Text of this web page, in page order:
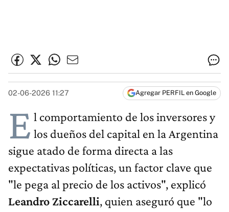
02-06-2026 11:27 Agregar PERFIL en Google
E l comportamiento de los inversores y
los dueños del capital en la Argentina
sigue atado de forma directa a las
expectativas políticas, un factor clave que
"le pega al precio de los activos", explicó
Leandro Ziccarelli, quien aseguró que "lo